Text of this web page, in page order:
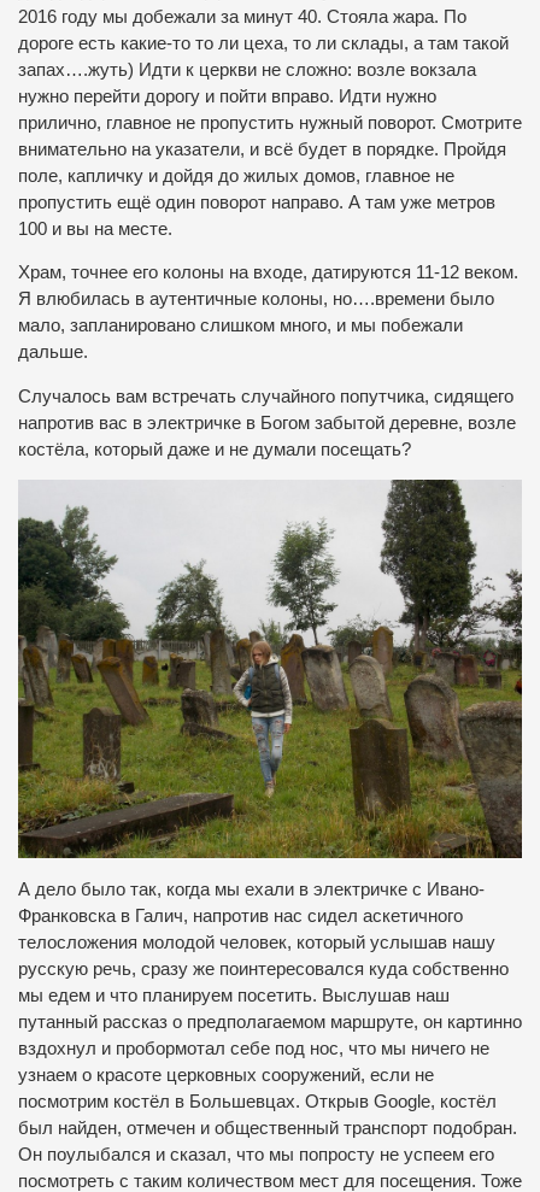
2016 году мы добежали за минут 40. Стояла жара. По
дороге есть какие-то то ли цеха, то ли склады, а там такой
запах….жуть) Идти к церкви не сложно: возле вокзала
нужно перейти дорогу и пойти вправо. Идти нужно
прилично, главное не пропустить нужный поворот. Смотрите
внимательно на указатели, и всё будет в порядке. Пройдя
поле, капличку и дойдя до жилых домов, главное не
пропустить ещё один поворот направо. А там уже метров
100 и вы на месте.
Храм, точнее его колоны на входе, датируются 11-12 веком.
Я влюбилась в аутентичные колоны, но….времени было
мало, запланировано слишком много, и мы побежали
дальше.
Случалось вам встречать случайного попутчика, сидящего
напротив вас в электричке в Богом забытой деревне, возле
костёла, который даже и не думали посещать?
А дело было так, когда мы ехали в электричке с Ивано-
Франковска в Галич, напротив нас сидел аскетичного
телосложения молодой человек, который услышав нашу
русскую речь, сразу же поинтересовался куда собственно
мы едем и что планируем посетить. Выслушав наш
путанный рассказ о предполагаемом маршруте, он картинно
вздохнул и пробормотал себе под нос, что мы ничего не
узнаем о красоте церковных сооружений, если не
посмотрим костёл в Большевцах. Открыв Google, костёл
был найден, отмечен и общественный транспорт подобран.
Он поулыбался и сказал, что мы попросту не успеем его
посмотреть с таким количеством мест для посещения. Тоже